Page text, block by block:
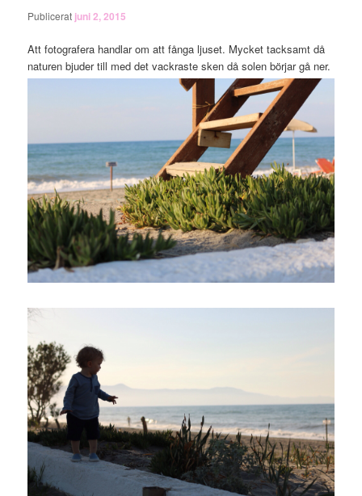
Publicerat juni 2, 2015
Att fotografera handlar om att fånga ljuset. Mycket tacksamt då
naturen bjuder till med det vackraste sken då solen börjar gå ner.